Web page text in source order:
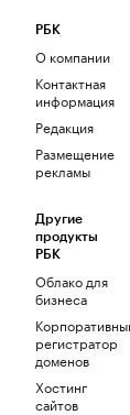
РБК
О компании
Контактная
информация
Редакция
Размещение
рекламы
Другие
продукты
РБК
Облако для
бизнеса
регистратор
доменов
Хостинг
сайтов